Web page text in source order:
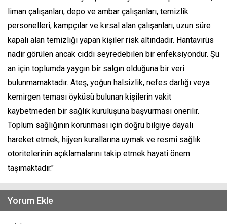
liman çalışanları, depo ve ambar çalışanları, temizlik
personelleri, kampçılar ve kırsal alan çalışanları, uzun süre
kapalı alan temizliği yapan kişiler risk altındadır. Hantavirüs
nadir görülen ancak ciddi seyredebilen bir enfeksiyondur. Şu
an için toplumda yaygın bir salgın olduğuna bir veri
bulunmamaktadır. Ateş, yoğun halsizlik, nefes darlığı veya
kemirgen teması öyküsü bulunan kişilerin vakit
kaybetmeden bir sağlık kuruluşuna başvurması önerilir.
Toplum sağlığının korunması için doğru bilgiye dayalı
hareket etmek, hijyen kurallarına uymak ve resmi sağlık
otoritelerinin açıklamalarını takip etmek hayati önem
taşımaktadır."
Yorum Ekle